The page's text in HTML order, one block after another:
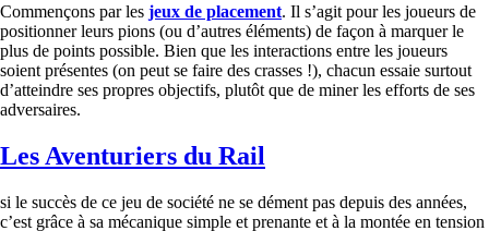
Commençons par les jeux de placement. Il s’agit pour les joueurs de
positionner leurs pions (ou d’autres éléments) de façon à marquer le
plus de points possible. Bien que les interactions entre les joueurs
soient présentes (on peut se faire des crasses !), chacun essaie surtout
d’atteindre ses propres objectifs, plutôt que de miner les efforts de ses
adversaires.
Les Aventuriers du Rail
si le succès de ce jeu de société ne se dément pas depuis des années,
c’est grâce à sa mécanique simple et prenante et à la montée en tension